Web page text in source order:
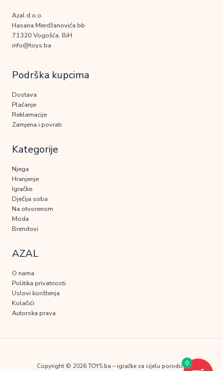
Azal d.o.o.
Hasana Merdžanovića bb
71320 Vogošća, BiH
info@toys.ba
Podrška kupcima
Dostava
Plaćanje
Reklamacije
Zamjena i povrati
Kategorije
Njega
Hranjenje
Igračke
Dječija soba
Na otvorenom
Moda
Brendovi
AZAL
O nama
Politika privatnosti
Uslovi korištenja
Kolačići
Autorska prava
Copyright © 2026 TOYS.ba – igračke za cijelu porodicu0